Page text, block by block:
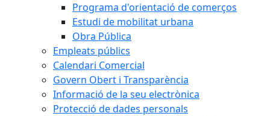
Programa d'orientació de comerços
Estudi de mobilitat urbana
Obra Pública
Empleats públics
Calendari Comercial
Govern Obert i Transparència
Informació de la seu electrònica
Protecció de dades personals